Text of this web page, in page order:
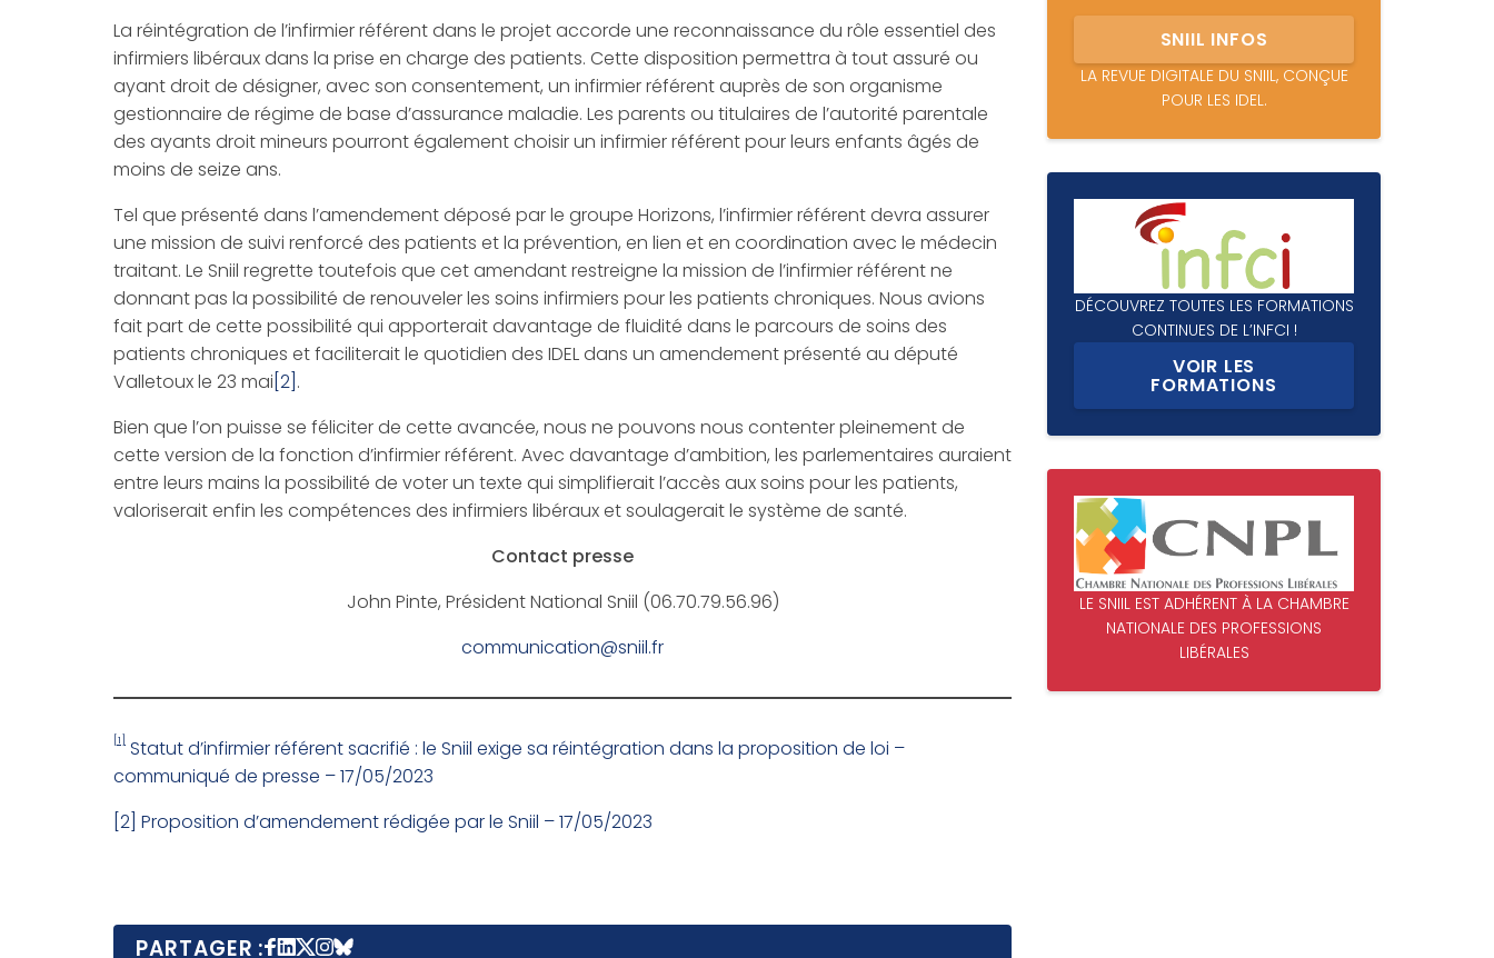
La réintégration de l’infirmier référent dans le projet accorde une reconnaissance du rôle essentiel des
infirmiers libéraux dans la prise en charge des patients. Cette disposition permettra à tout assuré ou
ayant droit de désigner, avec son consentement, un infirmier référent auprès de son organisme
gestionnaire de régime de base d’assurance maladie. Les parents ou titulaires de l’autorité parentale
des ayants droit mineurs pourront également choisir un infirmier référent pour leurs enfants âgés de
moins de seize ans.
Tel que présenté dans l’amendement déposé par le groupe Horizons, l’infirmier référent devra assurer
une mission de suivi renforcé des patients et la prévention, en lien et en coordination avec le médecin
traitant. Le Sniil regrette toutefois que cet amendant restreigne la mission de l’infirmier référent ne
donnant pas la possibilité de renouveler les soins infirmiers pour les patients chroniques. Nous avions
fait part de cette possibilité qui apporterait davantage de fluidité dans le parcours de soins des
patients chroniques et faciliterait le quotidien des IDEL dans un amendement présenté au député
Valletoux le 23 mai [2] .
Bien que l’on puisse se féliciter de cette avancée, nous ne pouvons nous contenter pleinement de
cette version de la fonction d’infirmier référent. Avec davantage d’ambition, les parlementaires auraient
entre leurs mains la possibilité de voter un texte qui simplifierait l’accès aux soins pour les patients,
valoriserait enfin les compétences des infirmiers libéraux et soulagerait le système de santé.
Contact presse
John Pinte, Président National Sniil (06.70.79.56.96)
communication@sniil.fr
[1]
Statut d’infirmier référent sacrifié : le Sniil exige sa réintégration dans la proposition de loi –
communiqué de presse – 17/05/2023
[2] Proposition d’amendement rédigée par le Sniil – 17/05/2023
PARTAGER :
SNIIL INFOS
LA REVUE DIGITALE DU SNIIL, CONÇUE
POUR LES IDEL.
DÉCOUVREZ TOUTES LES FORMATIONS
CONTINUES DE L’INFCI !
VOIR LES
FORMATIONS
LE SNIIL EST ADHÉRENT À LA CHAMBRE
NATIONALE DES PROFESSIONS
LIBÉRALES